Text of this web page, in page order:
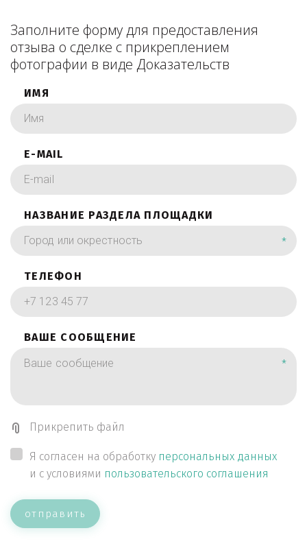
Заполните форму для предоставления
отзыва о сделке с прикреплением
фотографии в виде Доказательств
ИМЯ
E-MAIL
НАЗВАНИЕ РАЗДЕЛА ПЛОЩАДКИ
*
ТЕЛЕФОН
ВАШЕ СООБЩЕНИЕ
*
Прикрепить файл
Я согласен на обработку персональных данных
и с условиями пользовательского соглашения
отправить